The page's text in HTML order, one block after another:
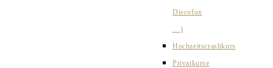
Discofox
…)
Hochzeitscrashkurs
Privatkurse